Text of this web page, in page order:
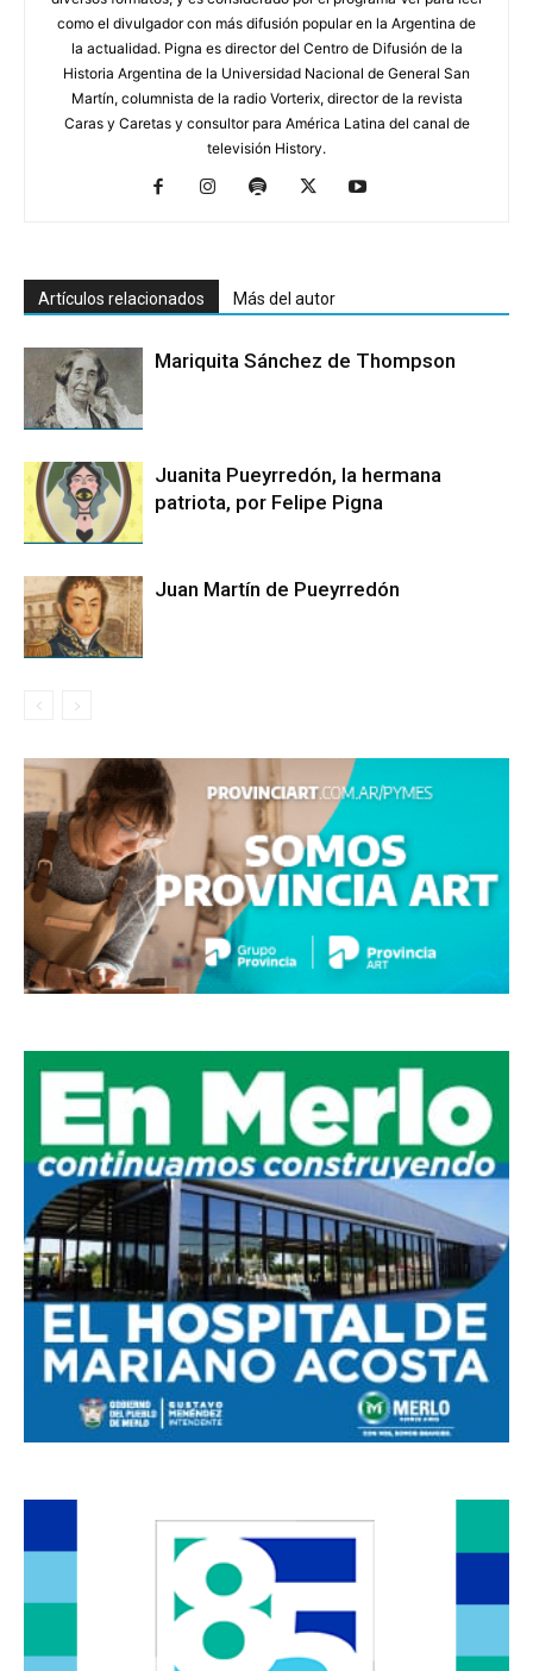
como el divulgador con más difusión popular en la Argentina de
la actualidad. Pigna es director del Centro de Difusión de la
Historia Argentina de la Universidad Nacional de General San
Martín, columnista de la radio Vorterix, director de la revista
Caras y Caretas y consultor para América Latina del canal de
televisión History.
Artículos relacionados Más del autor
Mariquita Sánchez de Thompson
Juanita Pueyrredón, la hermana
patriota, por Felipe Pigna
Juan Martín de Pueyrredón